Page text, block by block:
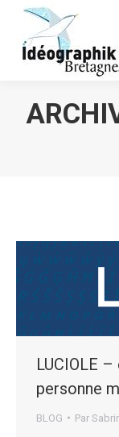
LUCIOLE
personne
BLOG Par